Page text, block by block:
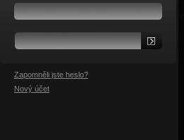
Zapomněli jste heslo?
Nový účet